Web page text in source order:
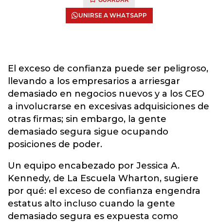
UNIRSE A WHATSAPP
El exceso de confianza puede ser peligroso,
llevando a los empresarios a arriesgar
demasiado en negocios nuevos y a los CEO
a involucrarse en excesivas adquisiciones de
otras firmas; sin embargo, la gente
demasiado segura sigue ocupando
posiciones de poder.
Un equipo encabezado por Jessica A.
Kennedy, de La Escuela Wharton, sugiere
por qué: el exceso de confianza engendra
estatus alto incluso cuando la gente
demasiado segura es expuesta como